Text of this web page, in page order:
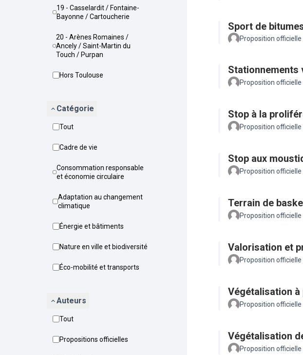
19 - Casselardit / Fontaine-
Bayonne / Cartoucherie
20 - Arènes Romaines /
Ancely / Saint-Martin du
Touch / Purpan
Hors Toulouse
Catégorie
Tout
Cadre de vie
Consommation responsable
et économie circulaire
Adaptation au changement
climatique
Énergie et bâtiments
Nature en ville et biodiversité
Éco-mobilité et transports
Auteurs
Tout
Propositions officielles
Sport de
Proposition officielle
Stationnements
Proposition officielle
Stop à la
Proposition officielle
Stop aux
Proposition officielle
Terrain de
Proposition officielle
Valorisation et
Proposition officielle
Végétalisation
Proposition officielle
Végétalisation
Proposition officielle